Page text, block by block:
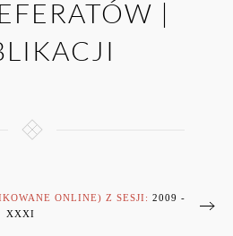
|
ONLINE) Z SESJI: 2009 -
XXXI